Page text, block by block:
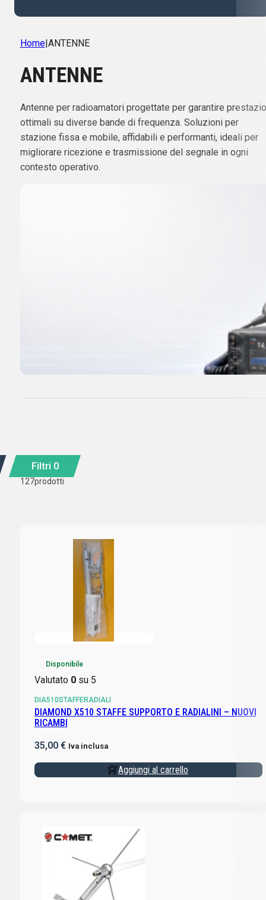
Home| ANTENNE
ANTENNE
Antenne per radioamatori progettate per garantire
ottimali su diverse bande di frequenza. Soluzioni per
stazione fissa e mobile, affidabili e performanti, ideali per
migliorare ricezione e trasmissione del segnale in ogni
contesto operativo.
Filtri 0
127prodotti
Disponibile
Valutato 0su 5
DIA510STAFFERADIALI
DIAMOND X510 STAFFE SUPPORTO E RADIALINI – NUOVI
RICAMBI
35,00 € Iva inclusa
Aggiungi al carrello